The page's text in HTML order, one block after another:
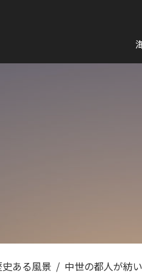
ある風景 中世の都人が紡